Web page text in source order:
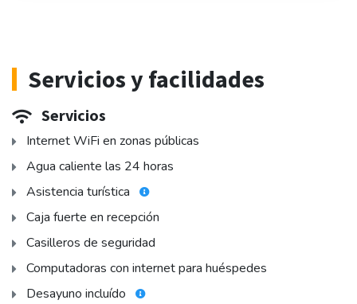
Servicios y facilidades
Servicios
Internet WiFi en zonas públicas
Agua caliente las 24 horas
Asistencia turística
Caja fuerte en recepción
Casilleros de seguridad
Computadoras con internet para huéspedes
Desayuno incluído